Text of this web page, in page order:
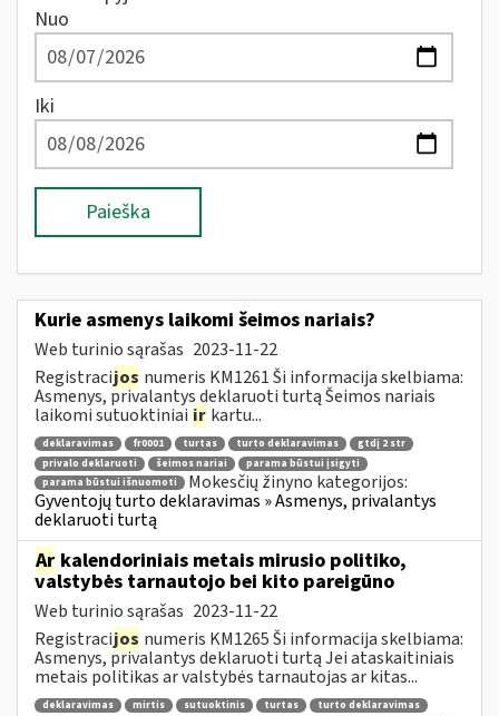
Nuo
Iki
Paieška
Kurie asmenys laikomi šeimos nariais?
Web turinio sąrašas 2023-11-22
Registracijos numeris KM1261 Ši informacija skelbiama:
Asmenys, privalantys deklaruoti turtą Šeimos nariais
laikomi sutuoktiniai ir kartu...
deklaravimas fr0001 turtas turto deklaravimas
gtdį 2 str
privalo deklaruoti
šeimos nariai
parama būstui įsigyti
parama būstui išnuomoti
Mokesčių žinyno kategorijos:
Gyventojų turto deklaravimas » Asmenys, privalantys
deklaruoti turtą
Ar kalendoriniais metais mirusio politiko,
valstybės tarnautojo bei kito pareigūno
Web turinio sąrašas 2023-11-22
Registracijos numeris KM1265 Ši informacija skelbiama:
Asmenys, privalantys deklaruoti turtą Jei ataskaitiniais
metais politikas ar valstybės tarnautojas ar kitas...
deklaravimas mirtis sutuoktinis turtas
turto deklaravimas